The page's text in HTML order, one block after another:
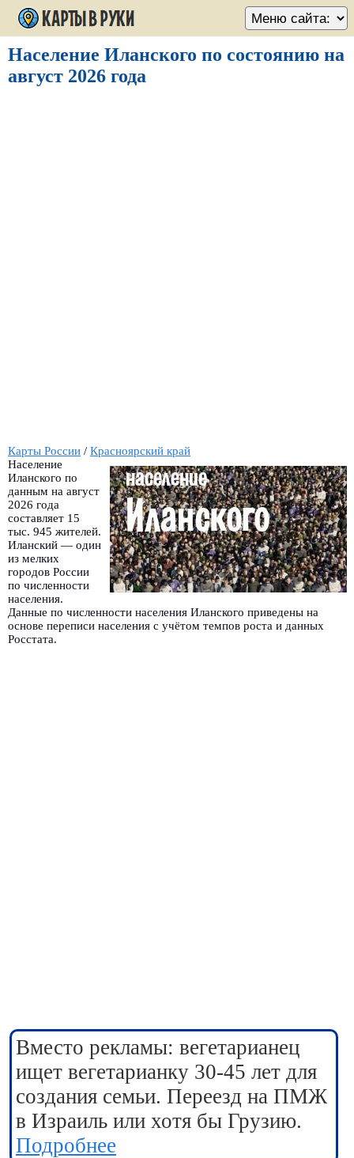
Население Иланского по состоянию на
август 2026 года
Карты России / Красноярский край
Население
Иланского по
данным на август
2026 года
составляет 15
тыс. 945 жителей.
Иланский — один
из мелких
городов России
по численности
населения.
Данные по численности населения Иланского приведены на
основе переписи населения с учётом темпов роста и данных
Росстата.
Вместо рекламы: вегетарианец
ищет вегетарианку 30-45 лет для
создания семьи. Переезд на ПМЖ
в Израиль или хотя бы Грузию.
Подробнее